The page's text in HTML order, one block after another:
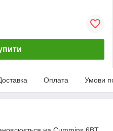
Оплата Умови